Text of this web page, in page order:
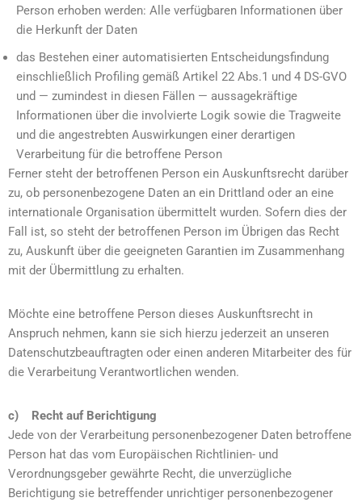
Person erhoben werden: Alle verfügbaren Informationen über
die Herkunft der Daten
das Bestehen einer automatisierten Entscheidungsfindung
einschließlich Profiling gemäß Artikel 22 Abs.1 und 4 DS-GVO
und — zumindest in diesen Fällen — aussagekräftige
Informationen über die involvierte Logik sowie die Tragweite
und die angestrebten Auswirkungen einer derartigen
Verarbeitung für die betroffene Person
Ferner steht der betroffenen Person ein Auskunftsrecht darüber
zu, ob personenbezogene Daten an ein Drittland oder an eine
internationale Organisation übermittelt wurden. Sofern dies der
Fall ist, so steht der betroffenen Person im Übrigen das Recht
zu, Auskunft über die geeigneten Garantien im Zusammenhang
mit der Übermittlung zu erhalten.
Möchte eine betroffene Person dieses Auskunftsrecht in
Anspruch nehmen, kann sie sich hierzu jederzeit an unseren
Datenschutzbeauftragten oder einen anderen Mitarbeiter des für
die Verarbeitung Verantwortlichen wenden.
c) Recht auf Berichtigung
Jede von der Verarbeitung personenbezogener Daten betroffene
Person hat das vom Europäischen Richtlinien- und
Verordnungsgeber gewährte Recht, die unverzügliche
Berichtigung sie betreffender unrichtiger personenbezogener